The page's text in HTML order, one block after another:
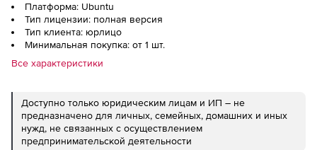
Платформа: Ubuntu
Тип лицензии: полная версия
Тип клиента: юрлицо
Минимальная покупка: от 1 шт.
Все характеристики
Доступно только юридическим лицам и ИП – не
предназначено для личных, семейных, домашних и иных
нужд, не связанных с осуществлением
предпринимательской деятельности